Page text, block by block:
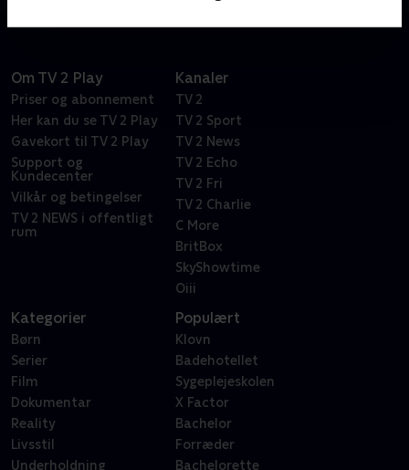
Om TV 2 Play
Priser og abonnement
Her kan du se TV 2 Play
Gavekort til TV 2 Play
Support og
Kundecenter
Vilkår og betingelser
TV 2 NEWS i offentligt
rum
Kanaler
TV 2
TV 2 Sport
TV 2 News
TV 2 Echo
TV 2 Fri
TV 2 Charlie
C More
BritBox
SkyShowtime
Oiii
Kategorier
Børn
Serier
Film
Dokumentar
Reality
Livsstil
Underholdning
Populært
Klovn
Badehotellet
Sygeplejeskolen
X Factor
Bachelor
Forræder
Bachelorette